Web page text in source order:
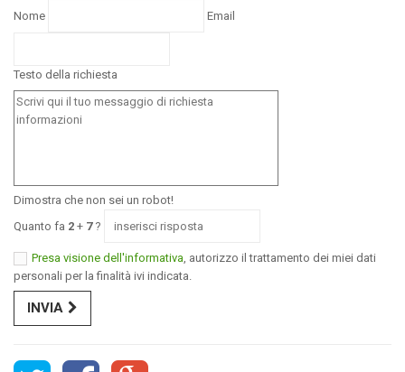
Nome Email
Testo della richiesta
Dimostra che non sei un robot!
Quanto fa 2 + 7?
Presa visione dell'informativa , autorizzo il trattamento dei miei dati
personali per la finalità ivi indicata.
INVIA